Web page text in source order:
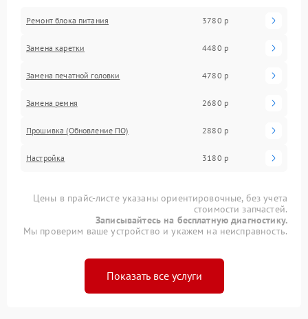
Ремонт блока питания 3780 р
Замена каретки 4480 р
Замена печатной головки 4780 р
Замена ремня 2680 р
Прошивка (Обновление ПО) 2880 р
Настройка 3180 р
Цены в прайс-листе указаны ориентировочные, без учета
стоимости запчастей.
Записывайтесь на бесплатную диагностику.
Мы проверим ваше устройство и укажем на неисправность.
Показать все услуги